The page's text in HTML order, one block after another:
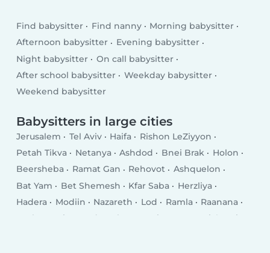
Find babysitter Find nanny
Morning babysitter
Afternoon babysitter
Evening babysitter
Night babysitter
On call babysitter
After school babysitter
Weekday babysitter
Weekend babysitter
Babysitters in large cities
Jerusalem Tel Aviv Haifa
Rishon LeZiyyon
Petah Tikva
Netanya Ashdod Bnei Brak
Holon
Beersheba
Ramat Gan Rehovot
Ashquelon
Bat Yam
Bet Shemesh Kfar Saba
Herzliya
Hadera
Modiin Nazareth Lod Ramla
Raanana
Rosh HaAyin
Hod HaSharon Kiryat Gat
Giv‘atayim